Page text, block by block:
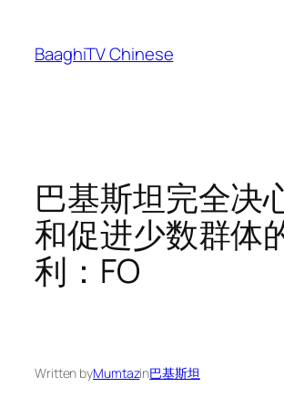
content
BaaghiTV Chinese
巴基斯坦完全决
和促进少数群体
利：FO
Written byMumtazin巴基斯坦